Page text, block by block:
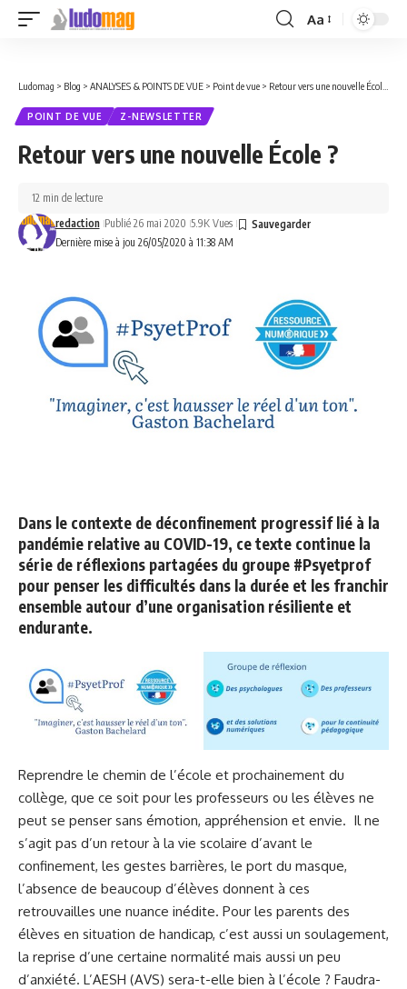
Font
Aa
Ludomag > Blog > ANALYSES & POINTS DE VUE > Point de vue > Retour vers une nouvelle École ?
POINT DE VUE Z-NEWSLETTER
Retour vers une nouvelle École ?
Dernière mise à jou 26/05/2020 à 11:38 AM
redaction Publié 26 mai 2020 5.9K Vues
12 min de lecture
Dans le contexte de déconfinement progressif lié à la
pandémie relative au COVID-19, ce texte continue la
série de réflexions partagées du groupe #Psyetprof
pour penser les difficultés dans la durée et les franchir
ensemble autour d’une organisation résiliente et
endurante.
Reprendre le chemin de l’école et prochainement du
collège, que ce soit pour les professeurs ou les élèves ne
peut se penser sans émotion, appréhension et envie. Il ne
s’agit pas d’un retour à la vie scolaire d’avant le
confinement, les gestes barrières, le port du masque,
l’absence de beaucoup d’élèves donnent à ces
retrouvailles une nuance inédite. Pour les parents des
élèves en situation de handicap, c’est aussi un soulagement,
la reprise d’une certaine normalité mais aussi un peu
d’anxiété. L’AESH (AVS) sera-t-elle bien à l’école ? Faudra-